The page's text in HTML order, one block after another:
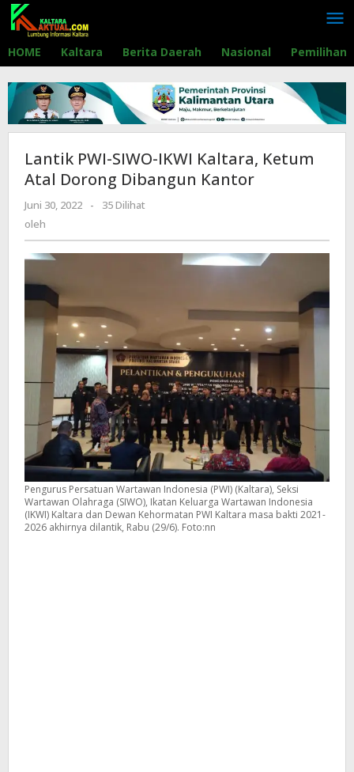
Lewati
konten
HOME Kaltara Berita Daerah Nasional Pemilihan
Lantik PWI-SIWO-IKWI Kaltara, Ketum
Atal Dorong Dibangun Kantor
Juni 30, 2022 oleh
-
35 Dilihat
oleh
Pengurus Persatuan Wartawan Indonesia (PWI) (Kaltara), Seksi
Wartawan Olahraga (SIWO), Ikatan Keluarga Wartawan Indonesia
(IKWI) Kaltara dan Dewan Kehormatan PWI Kaltara masa bakti 2021-
2026 akhirnya dilantik, Rabu (29/6). Foto:nn